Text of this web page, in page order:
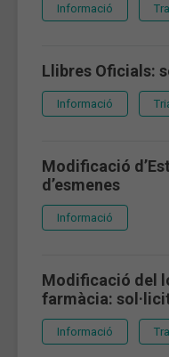
Informació
Llibres Oficials:
Informació
Modificació
d’esmenes
Informació
Modificació del
farmàcia:
Informació